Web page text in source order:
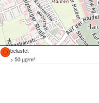
belastet
> 50 µg/m³